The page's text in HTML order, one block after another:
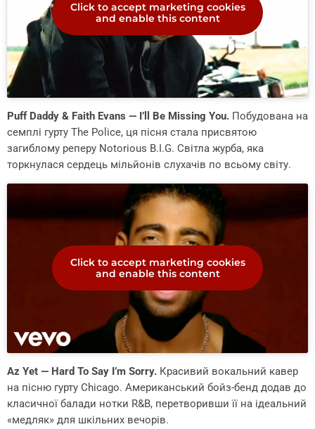
Click to accept marketing cookies
and enable this content
Puff Daddy & Faith Evans — I’ll Be Missing You. Побудована на
семплі гурту The Police, ця пісня стала присвятою
загиблому реперу Notorious B.I.G. Світла журба, яка
торкнулася сердець мільйонів слухачів по всьому світу.
Click to accept marketing cookies
and enable this content
Az Yet — Hard To Say I’m Sorry. Красивий вокальний кавер
на пісню гурту Chicago. Американський бойз-бенд додав до
класичної балади нотки R&B, перетворивши її на ідеальний
«медляк» для шкільних вечорів.